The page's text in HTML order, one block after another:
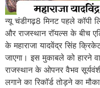
न्यू चंडीगढ़8 मिनट पहले कॉपी
और राजस्थान रॉयल्स के बीच
के महाराजा यादवेंद्र सिंह
जाएगा। इस मुकाबले को हारने
राजस्थान के ओपनर वैभव
लगाने का रिकॉर्ड तोड़ने का